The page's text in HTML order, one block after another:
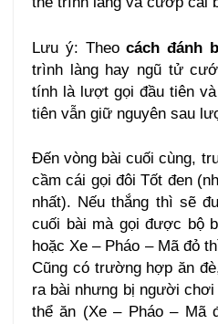
Lưu ý: Theocách đánh
trình làng hay ngũ tử
tính là lượt gọi đầu tiên
tiên vẫn giữ nguyên sau
Đến vòng bài cuối cùng,
cầm cái gọi đôi Tốt đen
nhất). Nếu thắng thì sẽ
cuối bài mà gọi được bộ
hoặc Xe – Pháo – Mã đỏ
Cũng có trường hợp ăn
ra bài nhưng bị người
thể ăn (Xe – Pháo – Mã